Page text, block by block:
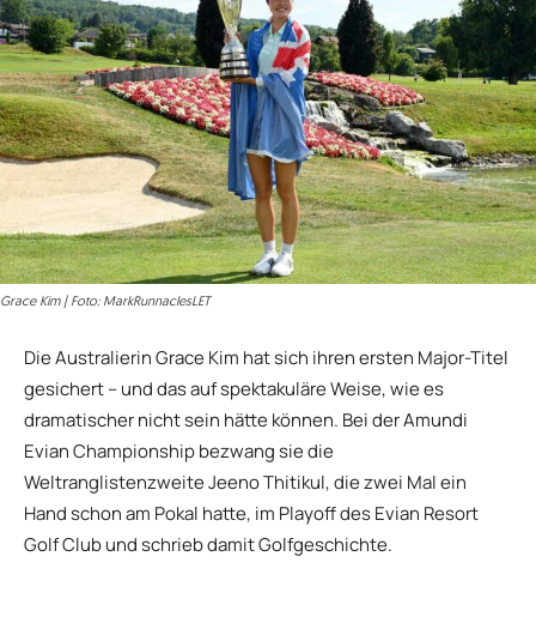
Grace Kim | Foto: MarkRunnaclesLET
Die Australierin Grace Kim hat sich ihren ersten Major-Titel
gesichert – und das auf spektakuläre Weise, wie es
dramatischer nicht sein hätte können. Bei der Amundi
Evian Championship bezwang sie die
Weltranglistenzweite Jeeno Thitikul, die zwei Mal ein
Hand schon am Pokal hatte, im Playoff des Evian Resort
Golf Club und schrieb damit Golfgeschichte.